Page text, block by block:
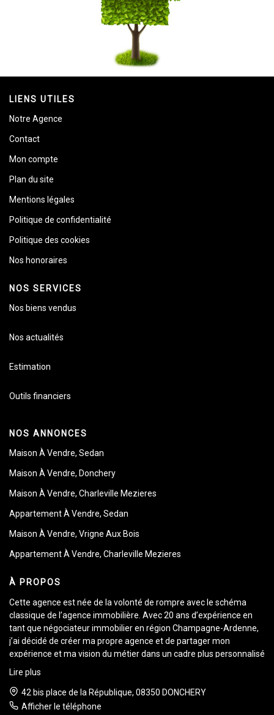
LIENS UTILES
Notre Agence
Contact
Mon compte
Plan du site
Mentions légales
Politique de confidentialité
Politique des cookies
Nos honoraires
NOS SERVICES
Nos biens vendus
Nos actualités
Estimation
Outils financiers
NOS ANNONCES
Maison À Vendre, Sedan
Maison À Vendre, Donchery
Maison À Vendre, Charleville Mezieres
Appartement À Vendre, Sedan
Maison À Vendre, Vrigne Aux Bois
Appartement À Vendre, Charleville Mezieres
À PROPOS
Cette agence est née de la volonté de rompre avec le schéma
classique de l’agence immobilière. Avec 20 ans d’expérience en
tant que négociateur immobilier en région Champagne-Ardenne,
j’ai décidé de créer ma propre agence et de partager mon
expérience et ma vision du métier dans un cadre plus personnalisé
et individuel.
Je serai donc votre seul et unique interlocuteur tout au long de
votre transaction.
Activement à votre écoute, mon objectif est de cerner
Lire plus
42 bis place de la République, 08350 DONCHERY
Afficher le téléphone